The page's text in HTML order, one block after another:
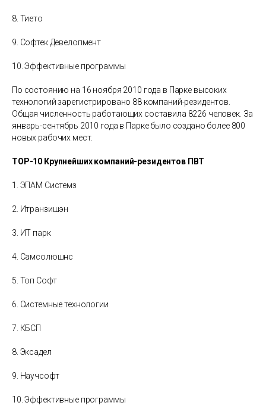
8. Тието
9. Софтек Девелопмент
10. Эффективные программы
По состоянию на 16 ноября 2010 года в Парке высоких
технологий зарегистрировано 88 компаний-резидентов.
Общая численность работающих составила 8226 человек. За
январь-сентябрь 2010 года в Парке было создано более 800
новых рабочих мест.
TOP-10 Крупнейших компаний-резидентов ПВТ
1. ЭПАМ Системз
2. Итранзишэн
3. ИТ парк
4. Самсолюшнс
5. Топ Софт
6. Системные технологии
7. КБСП
8. Эксадел
9. Научсофт
10. Эффективные программы